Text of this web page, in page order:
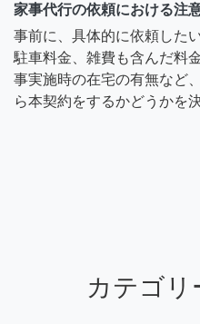
家事代行の依頼における注
事前に、具体的に依頼した
駐車料金、雑費も含んだ料
事実施時の在宅の有無など
ら本契約をするかどうかを
カテゴリ